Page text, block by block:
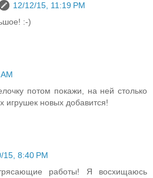
12/12/15, 11:19 PM
:-)
потом покажи, на ней столько
новых добавится!
15, 8:40 PM
работы! Я восхищаюсь